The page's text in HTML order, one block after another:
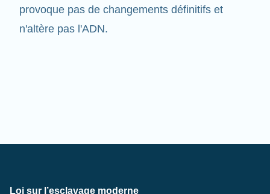
n'altère pas l'ADN.
Loi sur l’esclavage moderne